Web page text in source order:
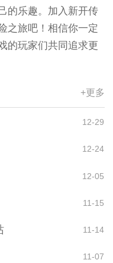
的乐趣。加入新开传
之旅吧！相信你一定
的玩家们共同追求更
+更多
12-29
12-24
12-05
11-15
11-14
11-07